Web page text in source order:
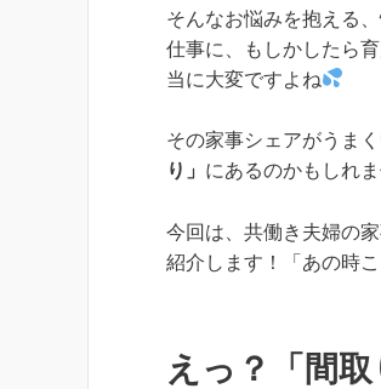
そんなお悩みを抱える
仕事に、もしかしたら
当に大変ですよね
その家事シェアがうま
り」 にあるのかもしれ
今回は、共働き夫婦の
紹介します！「あの時
えっ？「間